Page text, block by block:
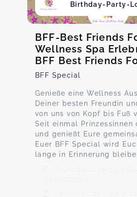
Birthday-Party-
BFF-Best Friends
Wellness Spa
BFF Best Friends
BFF Special
Genieße eine Wellness
Deiner besten Freundin
von uns von Kopf bis Fuß
Seit einmal Prinzessinnen
und genießt Eure
Euer BFF Special wird
lange in Erinnerung
Rolandstraße 91,
Oberhausen
Termine nach